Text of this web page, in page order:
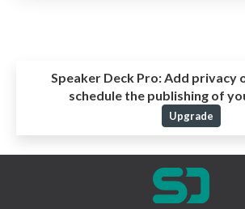
Speaker Deck Pro:Add privacy
schedule the publishing of
Upgrade